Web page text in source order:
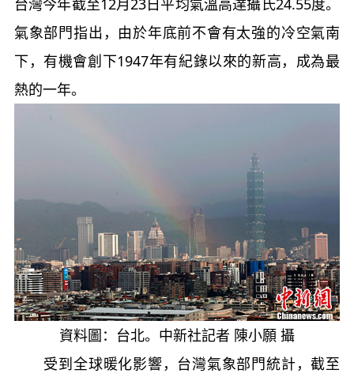
氣象部門指出，由於年底前不會有太強的冷空氣南
下，有機會創下1947年有紀錄以來的新高，成為最
熱的一年。
資料圖：台北。中新社記者 陳小願 攝
受到全球暖化影響，台灣氣象部門統計，截至